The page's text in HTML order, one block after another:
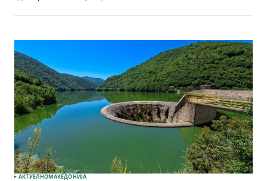
АКТУЕЛНОМАКЕДОНИЈА